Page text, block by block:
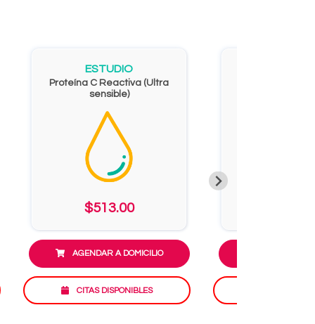
ESTUDIO
Proteína C Reactiva (Ultra
sensible)
$513.00
AGENDAR A DOMICILIO
CITAS DISPONIBLES